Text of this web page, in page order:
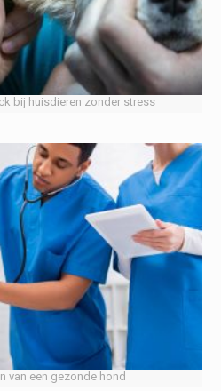
bij huisdieren zonder stress
van een gezonde hond